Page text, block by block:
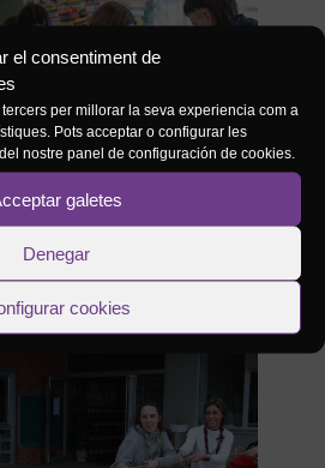
el consentiment de
per millorar la seva experiencia com a
Pots acceptar o configurar les
nostre panel de configuración de cookies.
galetes
Denegar
cookies